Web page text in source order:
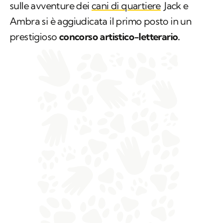
sulle avventure dei cani di quartiere Jack e
Ambra si è aggiudicata il primo posto in un
prestigioso concorso artistico-letterario.